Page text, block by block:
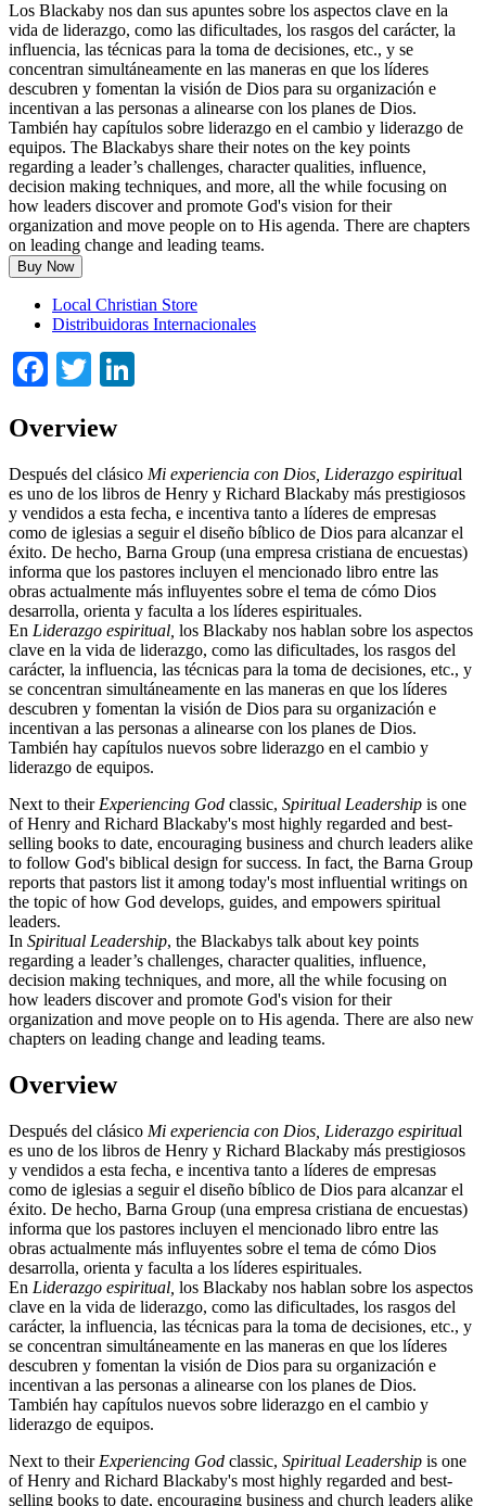
Los Blackaby nos dan sus apuntes sobre los aspectos clave en la
vida de liderazgo, como las dificultades, los rasgos del carácter, la
influencia, las técnicas para la toma de decisiones, etc., y se
concentran simultáneamente en las maneras en que los líderes
descubren y fomentan la visión de Dios para su organización e
incentivan a las personas a alinearse con los planes de Dios.
También hay capítulos sobre liderazgo en el cambio y liderazgo de
equipos. The Blackabys share their notes on the key points
regarding a leader’s challenges, character qualities, influence,
decision making techniques, and more, all the while focusing on
how leaders discover and promote God's vision for their
organization and move people on to His agenda. There are chapters
on leading change and leading teams.
Buy Now
Local Christian Store
Distribuidoras Internacionales
Facebook
Twitter
Overview
Después del clásico Mi experiencia con Dios, Liderazgo espiritual
es uno de los libros de Henry y Richard Blackaby más prestigiosos
y vendidos a esta fecha, e incentiva tanto a líderes de empresas
como de iglesias a seguir el diseño bíblico de Dios para alcanzar el
éxito. De hecho, Barna Group (una empresa cristiana de encuestas)
informa que los pastores incluyen el mencionado libro entre las
obras actualmente más influyentes sobre el tema de cómo Dios
desarrolla, orienta y faculta a los líderes espirituales.
En Liderazgo espiritual, los Blackaby nos hablan sobre los aspectos
clave en la vida de liderazgo, como las dificultades, los rasgos del
carácter, la influencia, las técnicas para la toma de decisiones, etc., y
se concentran simultáneamente en las maneras en que los líderes
descubren y fomentan la visión de Dios para su organización e
incentivan a las personas a alinearse con los planes de Dios.
También hay capítulos nuevos sobre liderazgo en el cambio y
liderazgo de equipos.
Next to their Experiencing God classic, Spiritual Leadership is one
of Henry and Richard Blackaby's most highly regarded and best-
selling books to date, encouraging business and church leaders alike
to follow God's biblical design for success. In fact, the Barna Group
reports that pastors list it among today's most influential writings on
the topic of how God develops, guides, and empowers spiritual
leaders.
In Spiritual Leadership, the Blackabys talk about key points
regarding a leader’s challenges, character qualities, influence,
decision making techniques, and more, all the while focusing on
how leaders discover and promote God's vision for their
organization and move people on to His agenda. There are also new
chapters on leading change and leading teams.
Overview
Después del clásico Mi experiencia con Dios, Liderazgo espiritual
es uno de los libros de Henry y Richard Blackaby más prestigiosos
y vendidos a esta fecha, e incentiva tanto a líderes de empresas
como de iglesias a seguir el diseño bíblico de Dios para alcanzar el
éxito. De hecho, Barna Group (una empresa cristiana de encuestas)
informa que los pastores incluyen el mencionado libro entre las
obras actualmente más influyentes sobre el tema de cómo Dios
desarrolla, orienta y faculta a los líderes espirituales.
En Liderazgo espiritual, los Blackaby nos hablan sobre los aspectos
clave en la vida de liderazgo, como las dificultades, los rasgos del
carácter, la influencia, las técnicas para la toma de decisiones, etc., y
se concentran simultáneamente en las maneras en que los líderes
descubren y fomentan la visión de Dios para su organización e
incentivan a las personas a alinearse con los planes de Dios.
También hay capítulos nuevos sobre liderazgo en el cambio y
liderazgo de equipos.
Next to their Experiencing God classic, Spiritual Leadership is one
of Henry and Richard Blackaby's most highly regarded and best-
selling books to date, encouraging business and church leaders alike